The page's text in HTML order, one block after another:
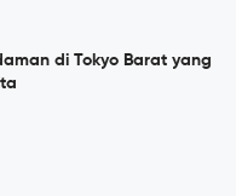
di Tokyo Barat yang